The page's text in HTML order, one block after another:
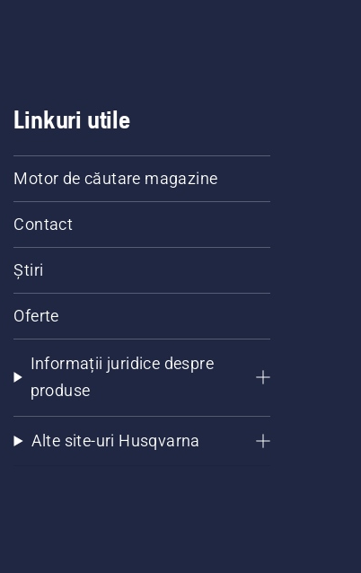
Linkuri utile
Motor de căutare magazine
Contact
Știri
Oferte
Informații juridice despre
produse
Alte site-uri Husqvarna